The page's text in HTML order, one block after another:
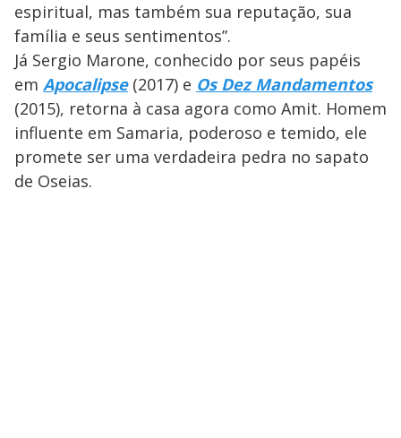
espiritual, mas também sua reputação, sua
família e seus sentimentos”.
Já Sergio Marone, conhecido por seus papéis
em Apocalipse(2017) e Os Dez Mandamentos
(2015), retorna à casa agora como Amit. Homem
influente em Samaria, poderoso e temido, ele
promete ser uma verdadeira pedra no sapato
de Oseias.